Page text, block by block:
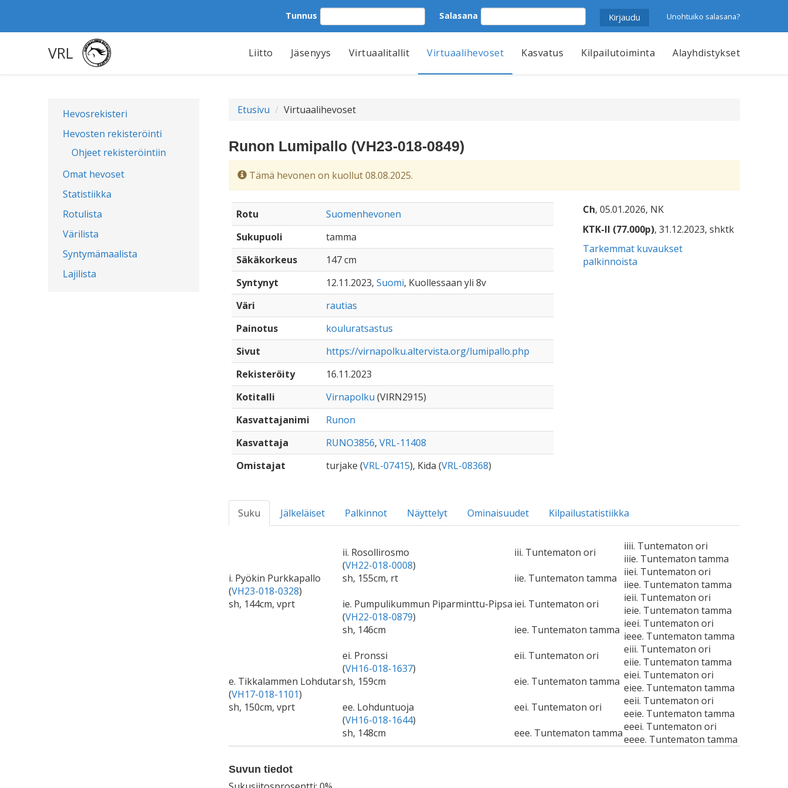
Tunnus Salasana Unohtuiko salasana?
VRL Liitto Jäsenyys Virtuaalitallit Virtuaalihevoset Kasvatus Kilpailutoiminta Alayhdistykset
Hevosrekisteri
Hevosten rekisteröinti
Ohjeet rekisteröintiin
Omat hevoset
Statistiikka
Rotulista
Värilista
Syntymämaalista
Lajilista
Etusivu Virtuaalihevoset
Runon Lumipallo (VH23-018-0849)
Tämä hevonen on kuollut 08.08.2025.
Rotu
Suomenhevonen
Sukupuoli
tamma
Säkäkorkeus
147 cm
Syntynyt
12.11.2023, Suomi, Kuollessaan yli 8v
Väri
rautias
Painotus
kouluratsastus
Sivut
https://virnapolku.altervista.org/lumipallo.php
Rekisteröity
16.11.2023
Kotitalli
Virnapolku (VIRN2915)
Kasvattajanimi
Runon
Kasvattaja
RUNO3856, VRL-11408
Omistajat
turjake (VRL-07415), Kida (VRL-08368)
Ch, 05.01.2026, NK
KTK-II (77.000p), 31.12.2023, shktk
Tarkemmat kuvaukset
palkinnoista
Suku Jälkeläiset Palkinnot Näyttelyt Ominaisuudet Kilpailustatistiikka
i. Pyökin Purkkapallo
(VH23-018-0328)
sh, 144cm, vprt
ii. Rosollirosmo
(VH22-018-0008)
sh, 155cm, rt
iii. Tuntematon ori
iiii. Tuntematon ori
iiie. Tuntematon tamma
iie. Tuntematon tamma
iiei. Tuntematon ori
iiee. Tuntematon tamma
ie. Pumpulikummun Piparminttu-Pipsa
(VH22-018-0879)
sh, 146cm
iei. Tuntematon ori
ieii. Tuntematon ori
ieie. Tuntematon tamma
iee. Tuntematon tamma ieei. Tuntematon ori
ieee. Tuntematon tamma
e. Tikkalammen Lohdutar
(VH17-018-1101)
sh, 150cm, vprt
ei. Pronssi
(VH16-018-1637)
sh, 159cm
eii. Tuntematon ori
eiii. Tuntematon ori
eiie. Tuntematon tamma
eie. Tuntematon tamma eiei. Tuntematon ori
eiee. Tuntematon tamma
ee. Lohduntuoja
(VH16-018-1644)
sh, 148cm
eei. Tuntematon ori
eeii. Tuntematon ori
eeie. Tuntematon tamma
eee. Tuntematon tammaeeei. Tuntematon ori
eeee. Tuntematon tamma
Suvun tiedot